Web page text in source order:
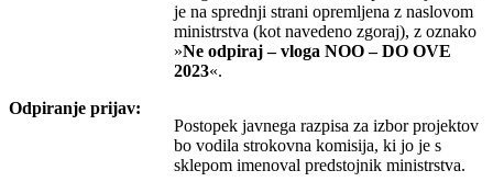
je na sprednji strani opremljena z naslovom
ministrstva (kot navedeno zgoraj), z oznako
»Ne odpiraj – vloga NOO – DO OVE
2023«.
Odpiranje prijav:
Postopek javnega razpisa za izbor projektov
bo vodila strokovna komisija, ki jo je s
sklepom imenoval predstojnik ministrstva.